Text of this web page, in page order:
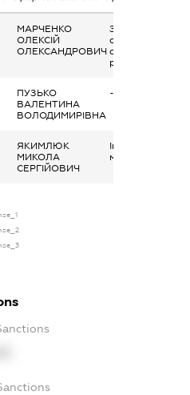
МАРЧЕНКО
ОЛЕКСІЙ
ОЛЕКСАНДРОВИЧ
Заробітна плата
отримана за
основним місцем
роботи
ПУЗЬКО
ВАЛЕНТИНА
ВОЛОДИМИРІВНА
-
ЯКИМЛЮК
МИКОЛА
СЕРГІЙОВИЧ
Інше, надання
майна в лізинг